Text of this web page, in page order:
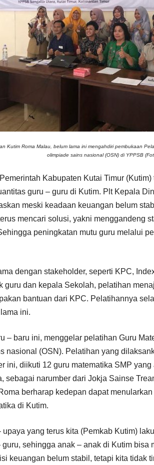
Kutim Roma Malau, belum lama ini mengahdiri pembukaan
olimpiade sains nasional (OSN) di YPPSB
Kabupaten Kutai Timur
guru – guru di Kutim. Plt Kepala
meski keadaan keuangan belum
mencari solusi, yakni menggandeng
peningkatan mutu guru melalui
dengan stakeholder, seperti KPC,
guru dan kepala Sekolah, pelatihan
bantuan dari KPC. Pelatihannya
ini.
– baru ini, menggelar pelatihan Guru
nasional (OSN). Pelatihan yang
ini, diikuti 12 guru matematika SMP
sebagai narumber dari Jokja Sainse
berharap kedepan dapat
di Kutim.
upaya yang terus kita (Pemkab Kutim)
guru, sehingga anak – anak di Kutim bisa
keuangan belum stabil, tetapi kita tidak